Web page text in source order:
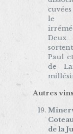
le
Deux
Paul
de
Autres
de la